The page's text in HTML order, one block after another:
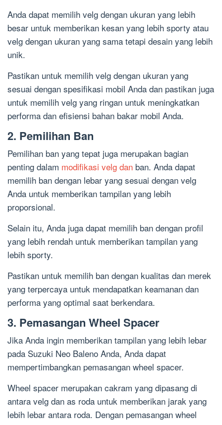
Anda dapat memilih velg dengan ukuran yang lebih
besar untuk memberikan kesan yang lebih sporty atau
velg dengan ukuran yang sama tetapi desain yang lebih
unik.
Pastikan untuk memilih velg dengan ukuran yang
sesuai dengan spesifikasi mobil Anda dan pastikan juga
untuk memilih velg yang ringan untuk meningkatkan
performa dan efisiensi bahan bakar mobil Anda.
2. Pemilihan Ban
Pemilihan ban yang tepat juga merupakan bagian
penting dalam modifikasi velg dan ban. Anda dapat
memilih ban dengan lebar yang sesuai dengan velg
Anda untuk memberikan tampilan yang lebih
proporsional.
Selain itu, Anda juga dapat memilih ban dengan profil
yang lebih rendah untuk memberikan tampilan yang
lebih sporty.
Pastikan untuk memilih ban dengan kualitas dan merek
yang terpercaya untuk mendapatkan keamanan dan
performa yang optimal saat berkendara.
3. Pemasangan Wheel Spacer
Jika Anda ingin memberikan tampilan yang lebih lebar
pada Suzuki Neo Baleno Anda, Anda dapat
mempertimbangkan pemasangan wheel spacer.
Wheel spacer merupakan cakram yang dipasang di
antara velg dan as roda untuk memberikan jarak yang
lebih lebar antara roda. Dengan pemasangan wheel